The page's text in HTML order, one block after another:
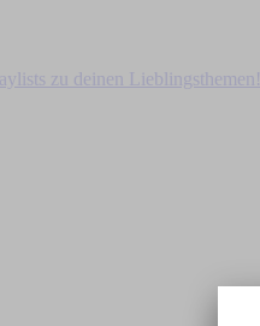
zu deinen Lieblingsthemen!